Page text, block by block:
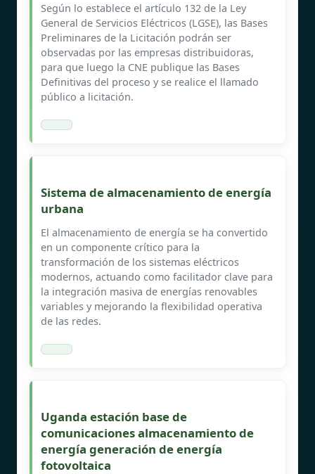
Según lo establece el artículo 132 de la Ley
General de Servicios Eléctricos (LGSE), las Bases
Preliminares de la Licitación podrán ser
observadas por las empresas distribuidoras,
para que luego la CNE publique las Bases
Definitivas del proceso y se realice el llamado
público a licitación.
Sistema de almacenamiento de energía
urbana
El almacenamiento de energía se ha convertido
en un componente crítico para la
transformación de los sistemas eléctricos
modernos, actuando como facilitador clave para
la integración masiva de energías renovables
variables y mejorando la flexibilidad operativa
de las redes.
Uganda estación base de
comunicaciones almacenamiento de
energía generación de energía
fotovoltaica